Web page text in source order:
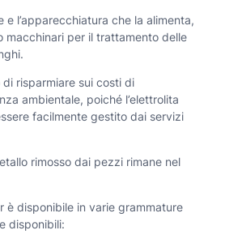
e l’apparecchiatura che la alimenta,
macchinari per il trattamento delle
risparmiare sui costi di
ambientale, poiché l’elettrolita
facilmente gestito dai servizi
rimosso dai pezzi rimane nel
è disponibile in varie grammature
disponibili: